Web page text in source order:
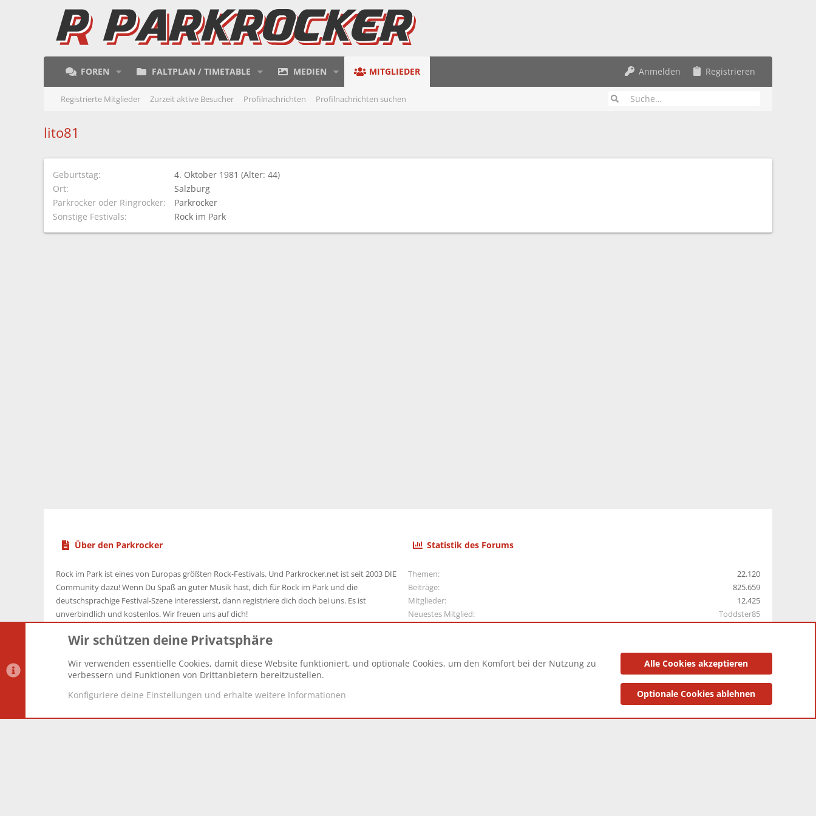
FOREN FALTPLAN / TIMETABLE MEDIEN MITGLIEDER Anmelden Registrieren
Registrierte Mitglieder Zurzeit aktive Besucher Profilnachrichten Profilnachrichten suchen
lito81
Geburtstag
4. Oktober 1981 (Alter: 44)
Ort
Salzburg
Parkrocker oder Ringrocker
Parkrocker
Sonstige Festivals
Rock im Park
Über den Parkrocker
Rock im Park ist eines von Europas größten Rock-Festivals. Und Parkrocker.net ist seit 2003 DIE
Community dazu! Wenn Du Spaß an guter Musik hast, dich für Rock im Park und die
deutschsprachige Festival-Szene interessierst, dann registriere dich doch bei uns. Es ist
unverbindlich und kostenlos. Wir freuen uns auf dich!
Statistik des Forums
Themen
22.120
Beiträge
825.659
Mitglieder
12.425
Neuestes Mitglied
Toddster85
Datenschutz-Einstellungen PR Light Deutsch [Du] Datenschutzerklärung Impressum
Wir schützen deine Privatsphäre
Wir verwenden essentielle Cookies, damit diese Website funktioniert, und optionale Cookies, um den Komfort bei der Nutzung zu
verbessern und Funktionen von Drittanbietern bereitzustellen.
Konfiguriere deine Einstellungen und erhalte weitere Informationen
Alle Cookies akzeptieren
Optionale Cookies ablehnen